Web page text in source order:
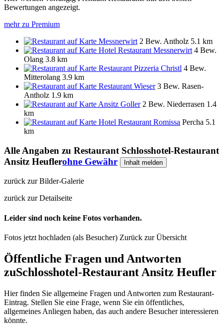
Bewertungen angezeigt.
mehr zu Premium
Messnerwirt 2 Bew. Antholz 5.1 km
Hotel Restaurant Messnerwirt 4 Bew.
Olang 3.8 km
Restaurant Pizzeria Christl 4 Bew.
Mitterolang 3.9 km
Restaurant Wieser 3 Bew. Rasen-
Antholz 1.9 km
Ansitz Goller 2 Bew. Niederrasen 1.4
km
Hotel Restaurant Romissa Percha 5.1
km
Alle Angaben zu Restaurant Schlosshotel-Restaurant
Ansitz Heuflerohne Gewähr Inhalt melden
zurück zur Bilder-Galerie
zurück zur Detailseite
Leider sind noch keine Fotos vorhanden.
Fotos jetzt hochladen (als Besucher) Zurück zur Übersicht
Öffentliche Fragen und Antworten
zuSchlosshotel-Restaurant Ansitz Heufler
Hier finden Sie allgemeine Fragen und Antworten zum Restaurant-
Eintrag. Stellen Sie eine Frage, wenn Sie ein öffentliches,
allgemeines Anliegen haben, das auch andere Besucher interessieren
könnte.